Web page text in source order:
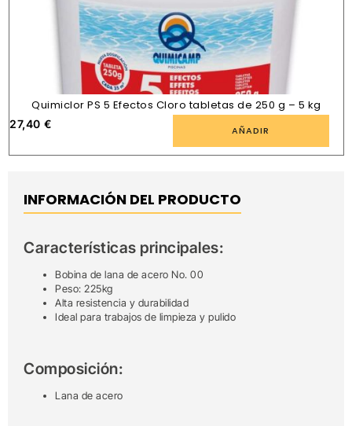
Quimiclor PS 5 Efectos Cloro tabletas de 250 g – 5 kg
27,40 € AÑADIR
INFORMACIÓN DEL PRODUCTO
Características principales:
Bobina de lana de acero No. 00
Peso: 225kg
Alta resistencia y durabilidad
Ideal para trabajos de limpieza y pulido
Composición:
Lana de acero